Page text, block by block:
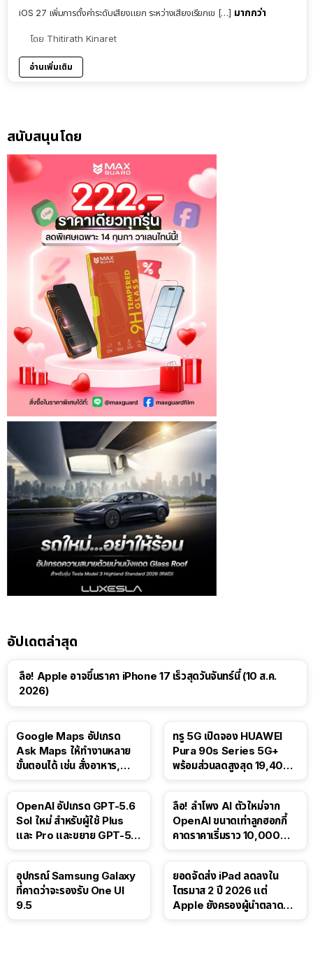
iOS 27 เพิ่มการตั้งค่าระดับเสียงแยก ระหว่างเสียงเรียกเข […] มากกว่า
โดย Thitirath Kinaret
อ่านเพิ่มเติม
สนับสนุนโดย
อัปเดตล่าสุด
ลือ! Apple อาจขึ้นราคา iPhone 17 เร็วสุดวันจันทร์นี้ (10 ส.ค.
2026)
Google Maps อัปเกรด
Ask Maps ให้ทำงานหลาย
ขั้นตอนได้ เช่น สั่งอาหาร,
ทรู 5G เปิดจอง HUAWEI
Pura 90s Series 5G+
พร้อมส่วนลดสูงสุด 19,400
OpenAI อัปเกรด GPT-5.6
Sol ใหม่ สำหรับผู้ใช้ Plus
และ Pro และขยาย GPT-5.6
ลือ! ลำโพง AI ตัวใหม่จาก
OpenAI ขนาดเท่าลูกฮอกกี้
คาดราคาเริ่มราว 10,000
อุปกรณ์ Samsung Galaxy
ที่คาดว่าจะรองรับ One UI
9.5
ยอดจัดส่ง iPad ลดลงใน
ไตรมาส 2 ปี 2026 แต่
Apple ยังครองผู้นำตลาด